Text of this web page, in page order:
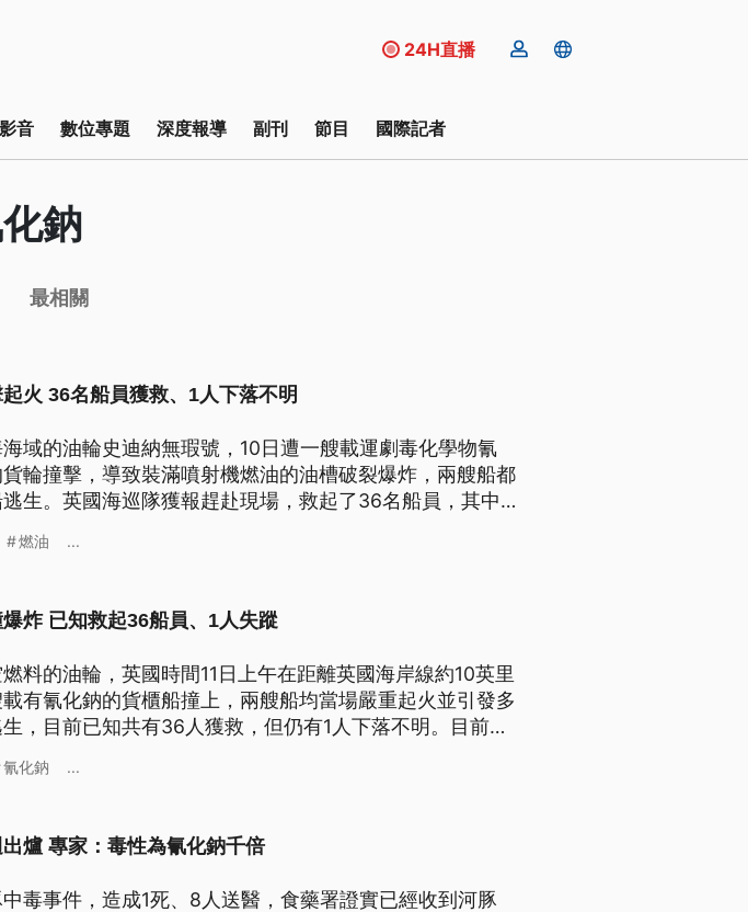
24H直播
影音 數位專題 深度報導 副刊 節目 國際記者
鈉
最相關
火 36名船員獲救、1人下落不明
域的油輪史迪納無瑕號，10日遭一艘載運劇毒化學物氰
輪撞擊，導致裝滿噴射機燃油的油槽破裂爆炸，兩艘船都
生。英國海巡隊獲報趕赴現場，救起了36名船員，其中1
燃油 ...
炸 已知救起36船員、1人失蹤
料的油輪，英國時間11日上午在距離英國海岸線約10英里
有氰化鈉的貨櫃船撞上，兩艘船均當場嚴重起火並引發多
，目前已知共有36人獲救，但仍有1人下落不明。目前仍
氰化鈉 ...
爐 專家：毒性為氰化鈉千倍
毒事件，造成1死、8人送醫，食藥署證實已經收到河豚